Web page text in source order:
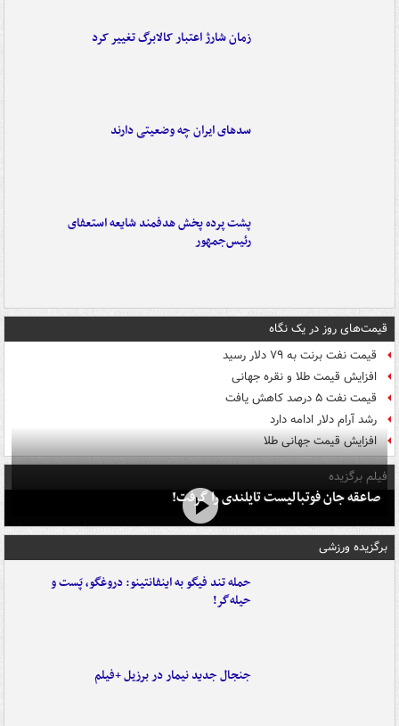
زمان شارژ اعتبار کالابرگ تغییر کرد
سدهای ایران چه وضعیتی دارند
پشت پرده پخش هدفمند شایعه استعفای
رئیس‌جمهور
قیمت‌های روز در یک نگاه
قیمت نفت برنت به ۷۹ دلار رسید
افزایش قیمت طلا و نقره جهانی
قیمت نفت ۵ درصد کاهش یافت
رشد آرام دلار ادامه دارد
افزایش قیمت جهانی طلا
فیلم برگزیده
صاعقه جان فوتبالیست تایلندی را گرفت!
برگزیده ورزشی
حمله تند فیگو به اینفانتینو: دروغگو، پَست‌ و
حیله‌گر!
جنجال جدید نیمار در برزیل +فیلم